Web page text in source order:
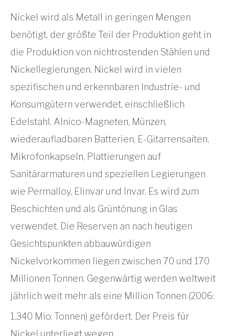
Nickel wird als Metall in geringen Mengen
benötigt, der größte Teil der Produktion geht in
die Produktion von nichtrostenden Stählen und
Nickellegierungen. Nickel wird in vielen
spezifischen und erkennbaren Industrie- und
Konsumgütern verwendet, einschließlich
Edelstahl, Alnico-Magneten, Münzen,
wiederaufladbaren Batterien, E-Gitarrensaiten,
Mikrofonkapseln, Plattierungen auf
Sanitärarmaturen und speziellen Legierungen
wie Permalloy, Elinvar und Invar. Es wird zum
Beschichten und als Grüntönung in Glas
verwendet. Die Reserven an nach heutigen
Gesichtspunkten abbauwürdigen
Nickelvorkommen liegen zwischen 70 und 170
Millionen Tonnen. Gegenwärtig werden weltweit
jährlich weit mehr als eine Million Tonnen (2006:
1,340 Mio. Tonnen) gefördert. Der Preis für
Nickel unterliegt wegen